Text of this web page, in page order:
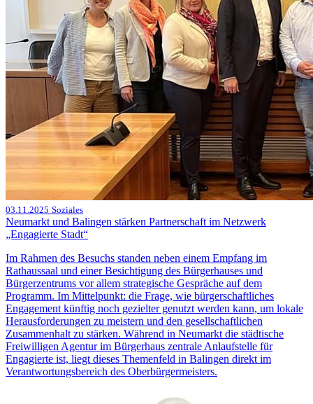
03.11.2025 Soziales
Neumarkt und Balingen stärken Partnerschaft im Netzwerk
„Engagierte Stadt“
Im Rahmen des Besuchs standen neben einem Empfang im
Rathaussaal und einer Besichtigung des Bürgerhauses und
Bürgerzentrums vor allem strategische Gespräche auf dem
Programm. Im Mittelpunkt: die Frage, wie bürgerschaftliches
Engagement künftig noch gezielter genutzt werden kann, um lokale
Herausforderungen zu meistern und den gesellschaftlichen
Zusammenhalt zu stärken. Während in Neumarkt die städtische
Freiwilligen Agentur im Bürgerhaus zentrale Anlaufstelle für
Engagierte ist, liegt dieses Themenfeld in Balingen direkt im
Verantwortungsbereich des Oberbürgermeisters.